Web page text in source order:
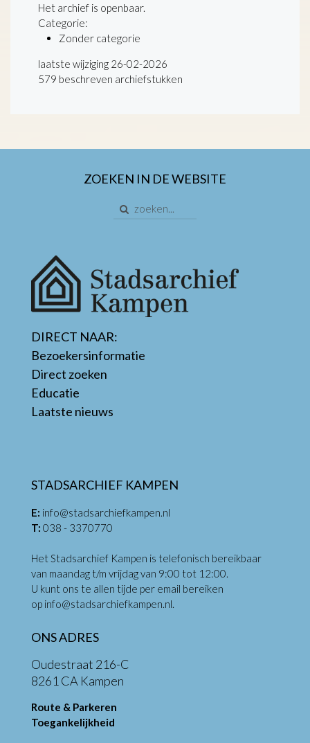
Het archief is openbaar.
Categorie:
Zonder categorie
laatste wijziging 26-02-2026
579 beschreven archiefstukken
ZOEKEN IN DE WEBSITE
DIRECT NAAR:
Bezoekersinformatie
Direct zoeken
Educatie
Laatste nieuws
STADSARCHIEF KAMPEN
E: info@stadsarchiefkampen.nl
T: 038 - 3370770
Het Stadsarchief Kampen is telefonisch bereikbaar
van maandag t/m vrijdag van 9:00 tot 12:00.
U kunt ons te allen tijde per email bereiken
op info@stadsarchiefkampen.nl.
ONS ADRES
Oudestraat 216-C
8261 CA Kampen
Route & Parkeren
Toegankelijkheid